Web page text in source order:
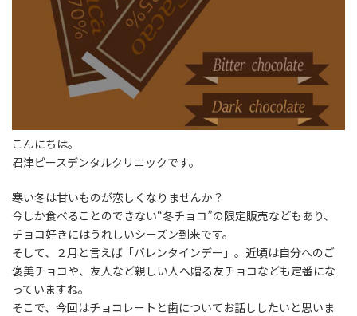
こんにちは。
君津ピースデンタルクリニックです。
寒い冬は甘いものが恋しくなりませんか？
今しか食べることのできない“冬チョコ”の限定販売などもあり、
チョコ好きにはうれしいシーズン到来です。
そして、２月と言えば「バレンタインデー」。近頃は自分へのご
褒美チョコや、友人など親しい人へ贈る友チョコなども定番にな
っていますね。
そこで、今回はチョコレートと歯についてお話ししたいと思いま